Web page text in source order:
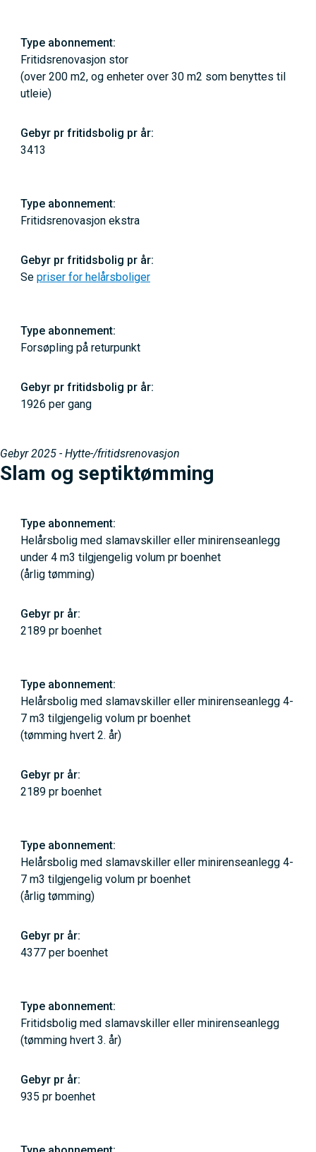
Gebyr 2025 - Hytte-/fritidsrenovasjon
Fritidsrenovasjon stor
(over 200 m2, og enheter over 30 m2 som benyttes til
utleie)
3413
Fritidsrenovasjon ekstra
Se priser for helårsboliger
Forsøpling på returpunkt
1926 per gang
Slam og septiktømming
Helårsbolig med slamavskiller eller minirenseanlegg
under 4 m3 tilgjengelig volum pr boenhet
(årlig tømming)
2189 pr boenhet
Helårsbolig med slamavskiller eller minirenseanlegg 4-
7 m3 tilgjengelig volum pr boenhet
(tømming hvert 2. år)
2189 pr boenhet
Helårsbolig med slamavskiller eller minirenseanlegg 4-
7 m3 tilgjengelig volum pr boenhet
(årlig tømming)
4377 per boenhet
Fritidsbolig med slamavskiller eller minirenseanlegg
(tømming hvert 3. år)
935 pr boenhet